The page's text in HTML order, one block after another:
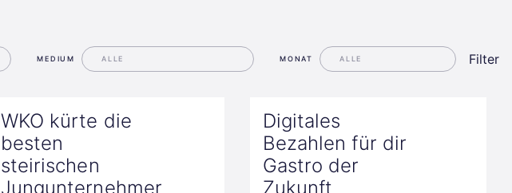
MEDIUM MONAT Filter
WKO kürte die
besten
steirischen
Jungunternehmer
Digitales
Bezahlen für dir
Gastro der
Zukunft